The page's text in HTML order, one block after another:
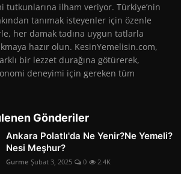
tutkunlarına ilham veriyor. Türkiye’nin
tanımak isteyenler için özenle
her damak tadına uygun tatlarla
hazır olun. KesinYemelisin.com,
bir lezzet durağına götürerek,
deneyimi için gereken tüm
Gönderiler
Ankara Polatlı'da Ne Yenir?Ne Yemeli?
Nesi Meşhur?
Gurme Şubat 3, 2025 0 2.4K